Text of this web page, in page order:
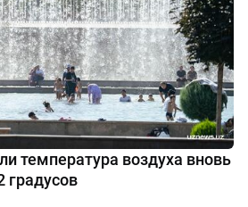
температура воздуха вновь
градусов